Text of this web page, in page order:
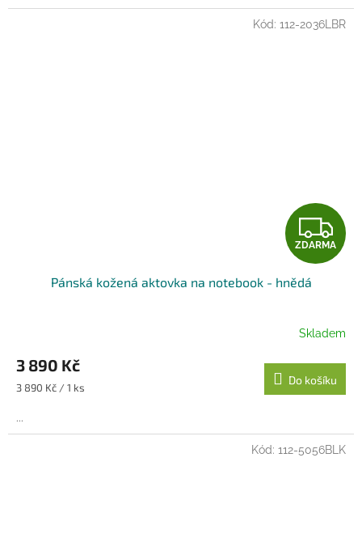
Z
D
R
M
A
ZDARMA
Pánská kožená aktovka na notebook - hnědá
Skladem
3 890 Kč
Měrná
3 890 Kč / 1 ks
Do košíku
...
Kód: 112-2036LBR
Kód: 112-5056BLK